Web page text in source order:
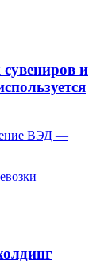
и
ВЭД —